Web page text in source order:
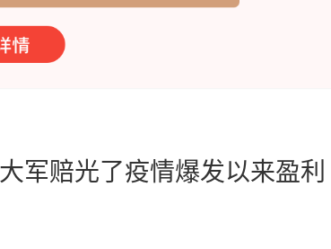
军赔光了疫情爆发以来盈利